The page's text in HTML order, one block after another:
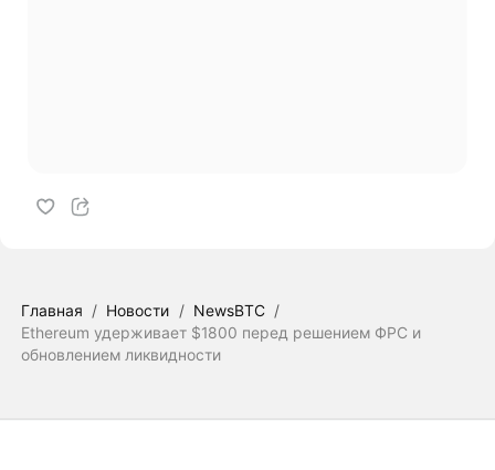
Главная / Новости / NewsBTC /
Ethereum удерживает $1800 перед решением ФРС и
обновлением ликвидности